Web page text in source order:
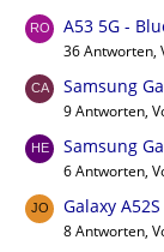
A53 5G -
36 Antworten,
Samsung
9 Antworten,
Samsung
6 Antworten,
Galaxy
8 Antworten,